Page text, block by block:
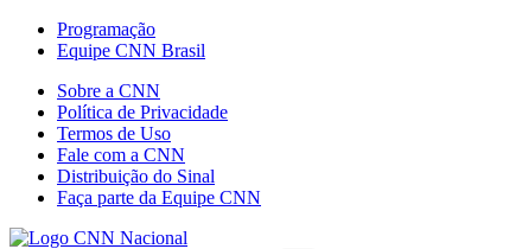
Programação
Equipe CNN Brasil
Sobre a CNN
Política de Privacidade
Termos de Uso
Fale com a CNN
Distribuição do Sinal
Faça parte da Equipe CNN